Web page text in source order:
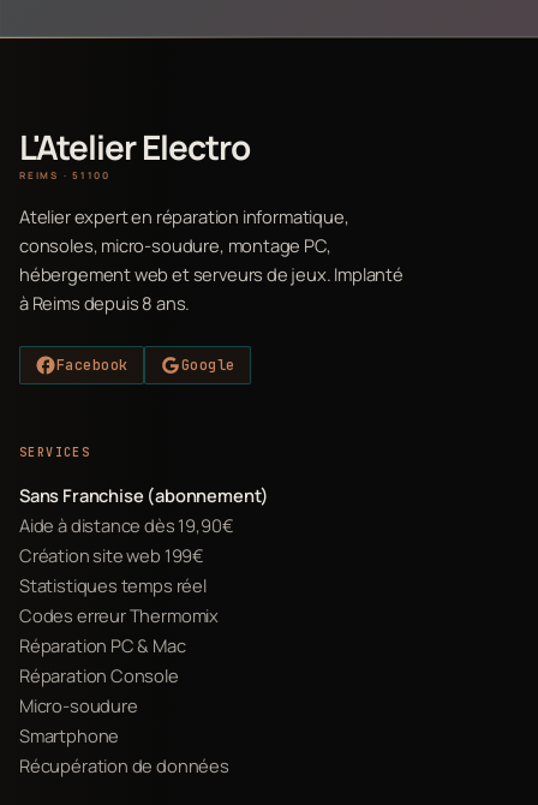
L'Atelier Electro
REIMS · 51100
Atelier expert en réparation informatique,
consoles, micro-soudure, montage PC,
hébergement web et serveurs de jeux. Implanté
à Reims depuis 8 ans.
Facebook Google
SERVICES
Sans Franchise (abonnement)
Aide à distance dès 19,90€
Création site web 199€
Statistiques temps réel
Codes erreur Thermomix
Réparation PC & Mac
Réparation Console
Micro-soudure
Smartphone
Récupération de données